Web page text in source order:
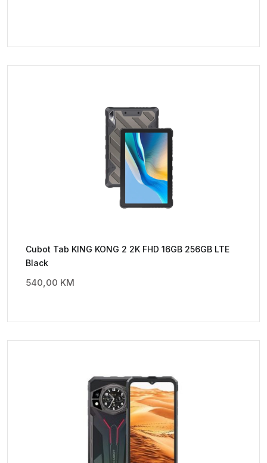
Cubot Tab KING KONG 2 2K FHD 16GB 256GB LTE
Black
540,00 KM